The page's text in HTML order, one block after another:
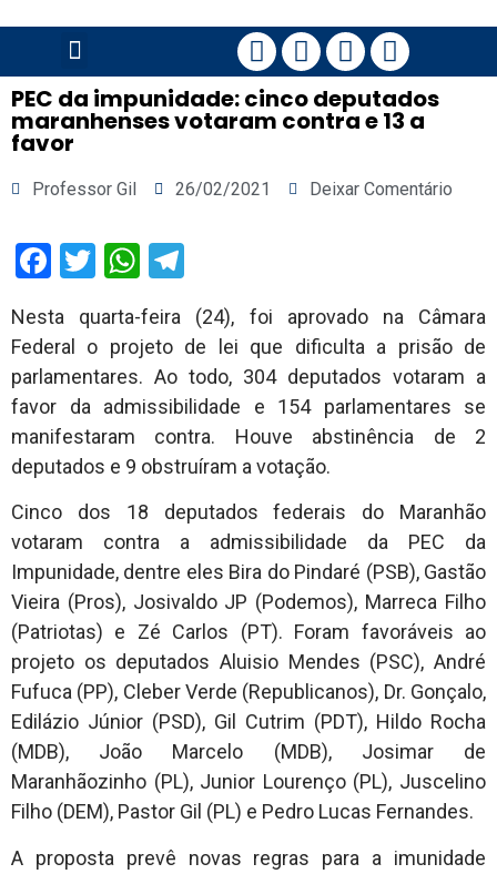
PEC da impunidade: cinco deputados
maranhenses votaram contra e 13 a
favor
Professor Gil 26/02/2021 Deixar Comentário
Facebook
TwitterWhatsApp
Nesta quarta-feira (24), foi aprovado na Câmara
Federal o projeto de lei que dificulta a prisão de
parlamentares. Ao todo, 304 deputados votaram a
favor da admissibilidade e 154 parlamentares se
manifestaram contra. Houve abstinência de 2
deputados e 9 obstruíram a votação.
Cinco dos 18 deputados federais do Maranhão
votaram contra a admissibilidade da PEC da
Impunidade, dentre eles Bira do Pindaré (PSB), Gastão
Vieira (Pros), Josivaldo JP (Podemos), Marreca Filho
(Patriotas) e Zé Carlos (PT). Foram favoráveis ao
projeto os deputados Aluisio Mendes (PSC), André
Fufuca (PP), Cleber Verde (Republicanos), Dr. Gonçalo,
Edilázio Júnior (PSD), Gil Cutrim (PDT), Hildo Rocha
(MDB), João Marcelo (MDB), Josimar de
Maranhãozinho (PL), Junior Lourenço (PL), Juscelino
Filho (DEM), Pastor Gil (PL) e Pedro Lucas Fernandes.
A proposta prevê novas regras para a imunidade